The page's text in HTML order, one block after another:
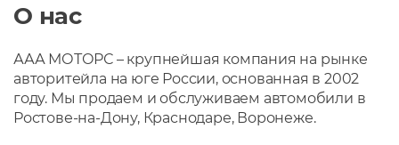
О нас
ААА МОТОРС – крупнейшая компания на рынке
авторитейла на юге России, основанная в 2002
году. Мы продаем и обслуживаем автомобили в
Ростове-на-Дону, Краснодаре, Воронеже.